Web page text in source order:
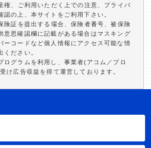
権、ご利用いただく上での注意、プライバ
の上、本サイトをご利用下さい。
険証を提出する場合、保険者番号、被保険
意思確認欄に記載がある場合はマスキング
ーコードなど個人情報にアクセス可能な情
ください。
グラムを利用し、事業者(アコム／プロ
け広告収益を得て運営しております。